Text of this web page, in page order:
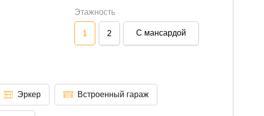
Этажность
1 2 С мансардой
Эркер Встроенный гараж